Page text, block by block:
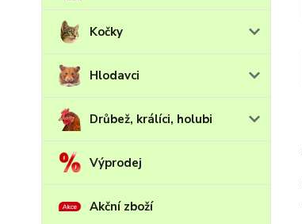
Kočky
Hlodavci
Drůbež, králíci, holubi
Výprodej
Akční zboží